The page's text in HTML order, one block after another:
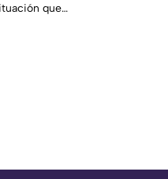
que
de la zona.